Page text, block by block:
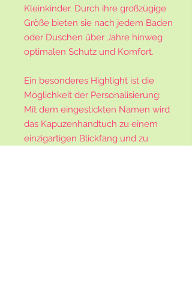
Kleinkinder. Durch ihre großzügige
Größe bieten sie nach jedem Baden
oder Duschen über Jahre hinweg
optimalen Schutz und Komfort.
Ein besonderes Highlight ist die
Möglichkeit der Personalisierung:
Mit dem eingestickten Namen wird
das Kapuzenhandtuch zu einem
einzigartigen Blickfang und zu